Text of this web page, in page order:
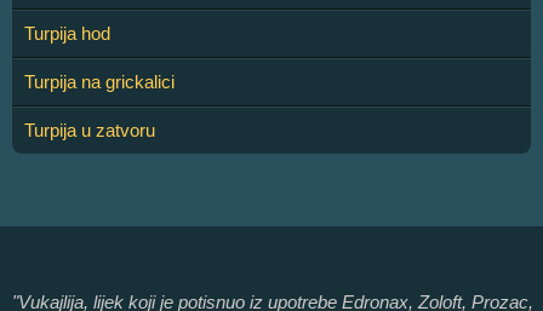
Turpija hod
Turpija na grickalici
Turpija u zatvoru
"Vukajlija, lijek koji je potisnuo iz upotrebe Edronax, Zoloft, Prozac,